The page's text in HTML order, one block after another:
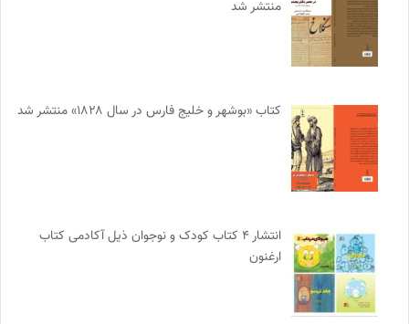
منتشر شد
کتاب «بوشهر و خلیج فارس در سال ۱۸۲۸» منتشر شد
انتشار ۴ کتاب کودک و نوجوان ذیل آکادمی کتاب
ارغنون